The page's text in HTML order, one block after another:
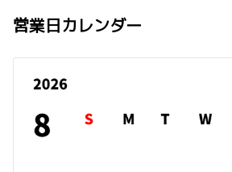
営業日カレンダー